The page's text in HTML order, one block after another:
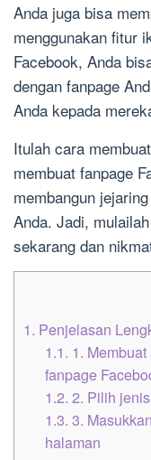
Anda juga bisa
menggunakan fitur
Facebook, Anda
dengan fanpage
Anda kepada
Itulah cara
membuat fanpage
membangun
Anda. Jadi,
sekarang dan
1. Penjelasan
1.1. 1.
fanpage
1.2. 2. Pilih
1.3. 3.
halaman